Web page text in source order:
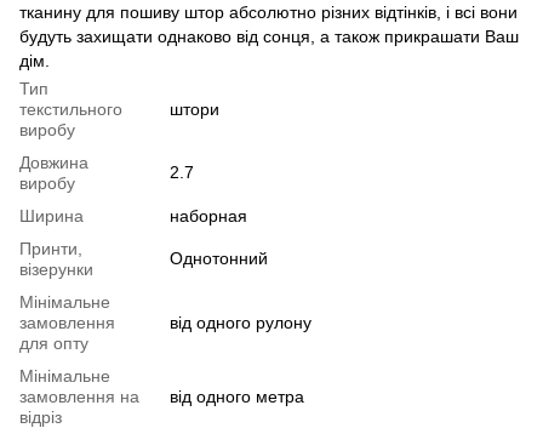
тканину для пошиву штор абсолютно різних відтінків, і всі вони
будуть захищати однаково від сонця, а також прикрашати Ваш
дім.
Тип
текстильного
виробу
штори
Довжина
виробу
2.7
Ширина
наборная
Принти,
візерунки
Однотонний
Мінімальне
замовлення
для опту
від одного рулону
Мінімальне
замовлення на
відріз
від одного метра